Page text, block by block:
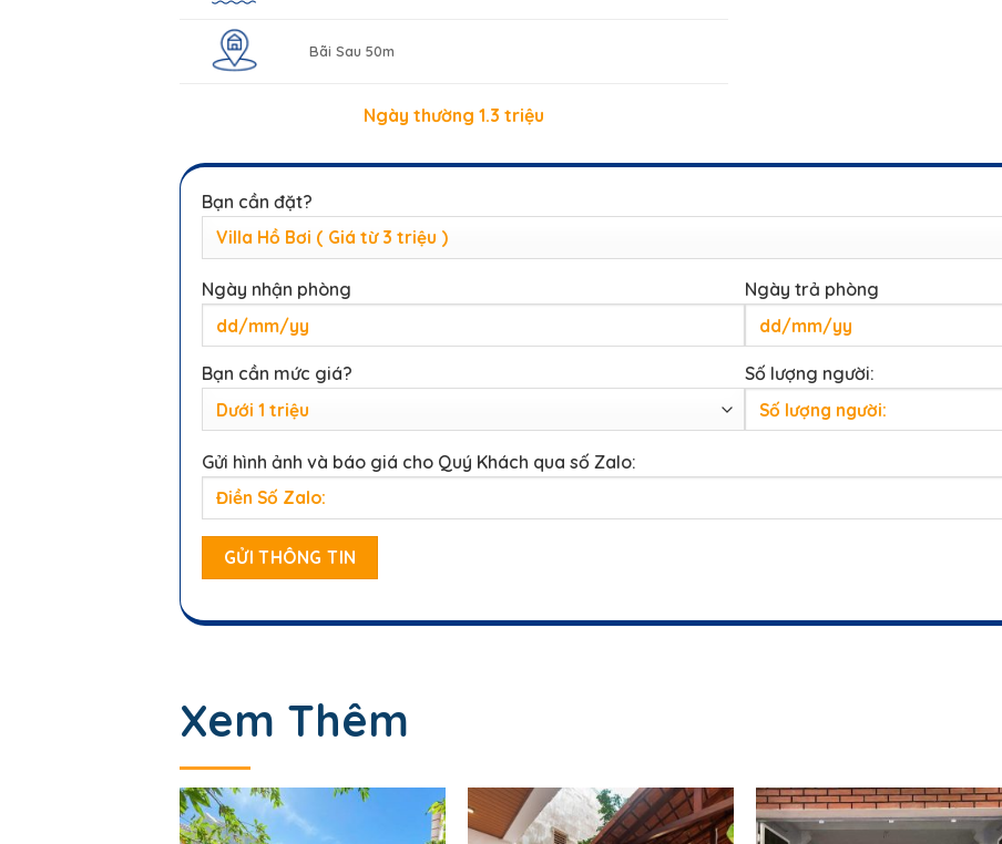
Bãi Sau 50m
Ngày thường 1.3 triệu
Bạn cần đặt?
Ngày nhận phòng Ngày trả phòng
Bạn cần mức giá? Số lượng người:
Gửi hình ảnh và báo giá cho Quý Khách qua số Zalo:
Xem Thêm